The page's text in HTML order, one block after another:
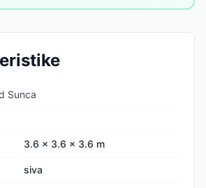
Sunca
3.6 x 3.6 x 3.6 m
siva